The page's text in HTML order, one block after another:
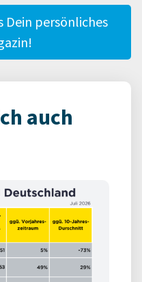
Dein persönliches
auch